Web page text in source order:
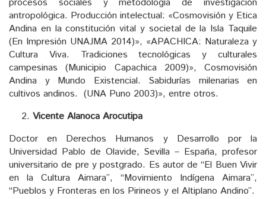
antropológica. Producción intelectual: «Cosmovisión y Etica
Andina en la constitución vital y societal de la Isla Taquile
(En Impresión UNAJMA 2014)», «APACHICA: Naturaleza y
Cultura Viva. Tradiciones tecnológicas y culturales
campesinas (Municipio Capachica 2009)», Cosmovisión
Andina y Mundo Existencial. Sabidurías milenarias en
cultivos andinos. (UNA Puno 2003)», entre otros.
Vicente Alanoca Arocutipa
Doctor en Derechos Humanos y Desarrollo por la
Universidad Pablo de Olavide, Sevilla – España, profesor
universitario de pre y postgrado. Es autor de “El Buen Vivir
en la Cultura Aimara”, “Movimiento Indígena Aimara”,
“Pueblos y Fronteras en los Pirineos y el Altiplano Andino”.